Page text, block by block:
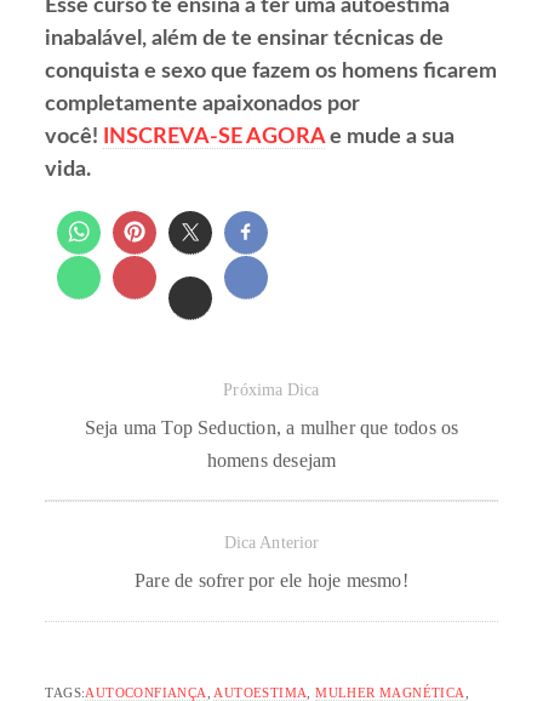
Esse curso te ensina a ter uma autoestima
inabalável, além de te ensinar técnicas de
conquista e sexo que fazem os homens ficarem
completamente apaixonados por
você!
INSCREVA-SE AGORAe mude a sua
vida.
Próxima Dica
Seja uma Top Seduction, a mulher que todos os
homens desejam
Dica Anterior
Pare de sofrer por ele hoje mesmo!
TAGS:AUTOCONFIANÇA AUTOESTIMA ,MULHER MAGNÉTICA